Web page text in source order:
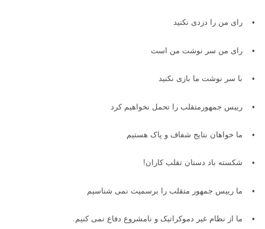
• رای من را دزدی نکنید
• رای من سر نوشت من است
• با سر نوشت ما بازی نکنید
• رییس جمهورمتقلب را تحمل نخواهیم کرد
• ما خواهان نتایج شفاف و پاک هستیم
• شکسته باد دستان تقلب کاران!
• ما رییس جمهور متقلب را برسمیت نمی شناسیم
• ما از نظام غیر دموکراتیک و نامشروع دفاع نمی کنیم.